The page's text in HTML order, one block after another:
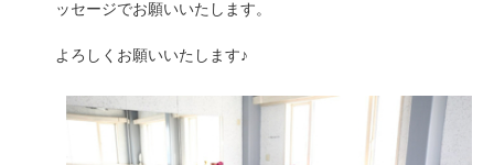
ッセージでお願いいたします。
よろしくお願いいたします♪